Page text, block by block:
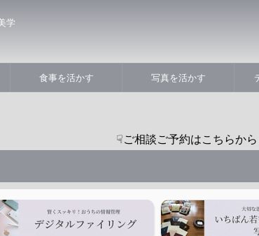
学
食事を活かす 写真を活かす
☟ご相談ご予約はこちらからどうぞ ☟